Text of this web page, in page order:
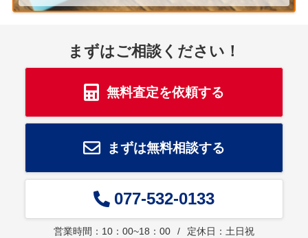
まずはご相談ください！
無料査定を依頼する
まずは無料相談する
077-532-0133
営業時間：10：00~18：00 定休日：土日祝